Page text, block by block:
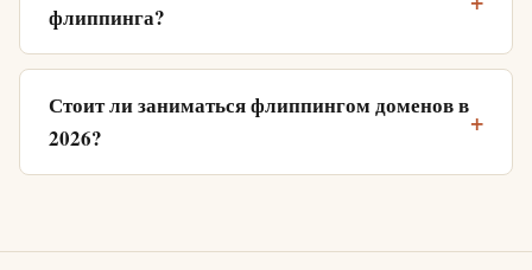
флиппинга?
Стоит ли заниматься флиппингом доменов в
2026?